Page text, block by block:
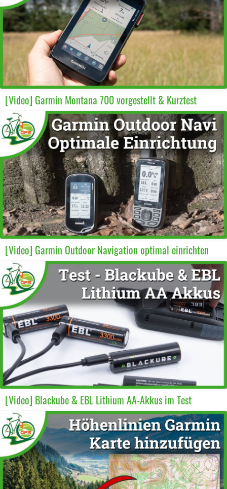
[Video] Garmin Montana 700 vorgestellt & Kurztest
[Video] Garmin Outdoor Navigation optimal einrichten
[Video] Blackube & EBL Lithium AA-Akkus im Test